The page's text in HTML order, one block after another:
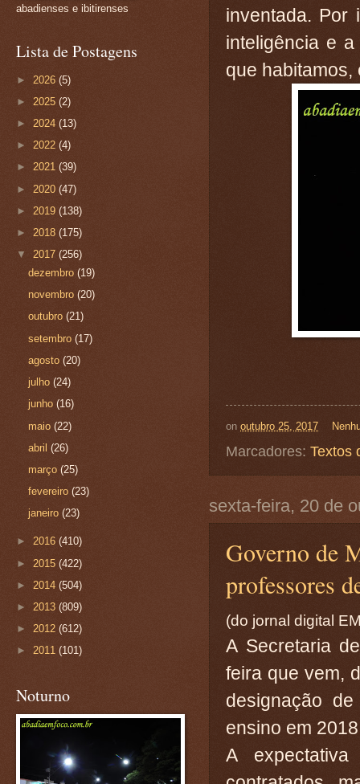
inventada. Por
inteligência e
que
on outubro 25, 2017
Marcadores: Textos
sexta-feira, 20 de
Governo de
professores
(do jornal digital
A Secretaria
feira que vem,
designação
ensino em
A
abadienses e ibitirenses
Lista de Postagens
► 2026 (5)
► 2025 (2)
► 2024 (13)
► 2022 (4)
► 2021 (39)
► 2020 (47)
► 2019 (138)
► 2018 (175)
▼ 2017 (256)
dezembro(19)
novembro(20)
outubro(21)
setembro(17)
agosto(20)
julho(24)
junho(16)
maio(22)
abril(26)
março(25)
fevereiro(23)
janeiro(23)
► 2016 (410)
► 2015 (422)
► 2014 (504)
► 2013 (809)
► 2012 (612)
► 2011 (101)
Noturno